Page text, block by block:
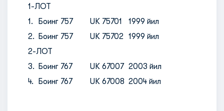
1-ЛОТ
1.
Боинг 757 UK 75701
1999 йил
2.
Боинг 757 UK 75702 1999 йил
2-ЛОТ
3.
Боинг 767 UK 67007 2003 йил
4.
Боинг 767 UK 67008 2004 йил